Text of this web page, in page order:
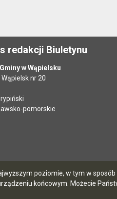
poziomie, w tym w
końcowym. Możecie
redakcji Biuletynu
w Wąpielsku
nr 20
pomorskie